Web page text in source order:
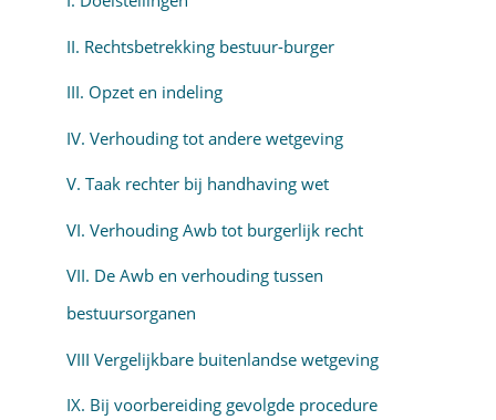
II. Rechtsbetrekking bestuur-burger
III. Opzet en indeling
IV. Verhouding tot andere wetgeving
V. Taak rechter bij handhaving wet
VI. Verhouding Awb tot burgerlijk recht
VII. De Awb en verhouding tussen
bestuursorganen
VIII Vergelijkbare buitenlandse wetgeving
IX. Bij voorbereiding gevolgde procedure